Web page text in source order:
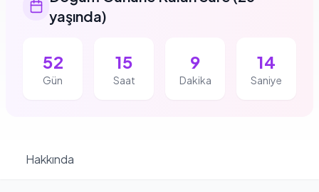
yaşında)
52
Gün
15
Saat
9
Dakika
13
Saniye
Hakkında